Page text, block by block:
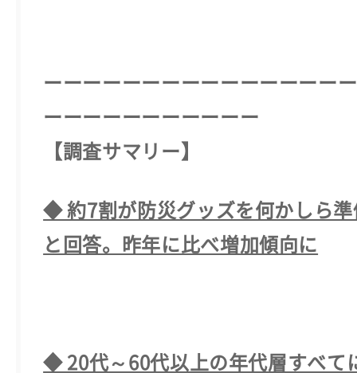
ーーーーーーーーーーーーーーー
ーーーーーーーーーーー
【調査サマリー】
◆ 約7割が防災グッズを何かしら準
と回答。昨年に比べ増加傾向に
◆ 20代～60代以上の年代層すべて